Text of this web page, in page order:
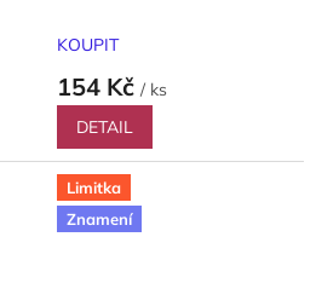
KOUPIT
154 Kč / ks
DETAIL
Limitka
Znamení